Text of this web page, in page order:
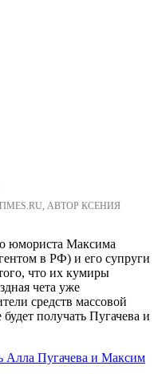
АВТОР КСЕНИЯ
юмориста Максима
в РФ) и его супруги
что их кумиры
чета уже
средств массовой
получать Пугачева и
Алла Пугачева и Максим